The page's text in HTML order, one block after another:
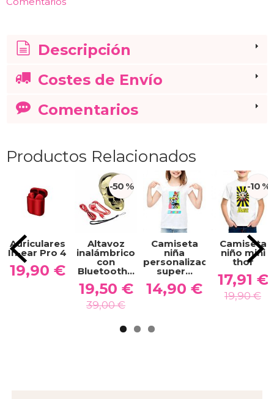
Descripción
Costes de Envío
Comentarios
Productos Relacionados
Auriculares
In-ear Pro 4
19,90 €
-50 %
Altavoz
inalámbrico
con
Bluetooth...
19,50 €
39,00 €
Camiseta
niña
personalizada
super...
14,90 €
-10 %
Camiseta
niño mini
thor
17,91 €
19,90 €